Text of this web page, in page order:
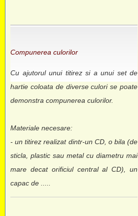
Compunerea culorilor
Cu ajutorul unui titirez si a unui set de
hartie coloata de diverse culori se poate
demonstra compunerea culorilor.
Materiale necesare:
- un titirez realizat dintr-un CD, o bila (de
sticla, plastic sau metal cu diametru mai
mare decat orificiul central al CD), un
capac de .....